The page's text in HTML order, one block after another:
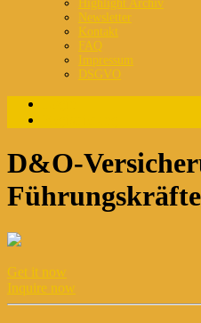
Highlight Archiv
Newsletter
Kontakt
FAQ
Impressum
DSGVO
D&O-
Get it now
Inquire now